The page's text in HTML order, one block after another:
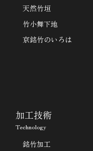
天然竹垣
竹小舞下地
京銘竹のいろは
加工技術
Technology
銘竹加工